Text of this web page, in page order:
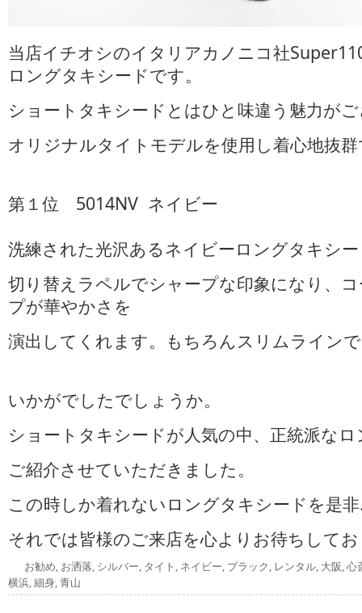
当店イチオシのイタリアカノニコ社
ロングタキシードです。
ショートタキシードとはひと味違う魅力が
オリジナルタイトモデルを使用し着心地抜
第１位 5014NV ネイビー
洗練された光沢あるネイビーロングタキシ
切り替えラペルでシャープな印象になり、
プが華やかさを
演出してくれます。もちろんスリムライン
いかがでしたでしょうか。
ショートタキシードが人気の中、正統派な
ご紹介させていただきました。
この時しか着れないロングタキシードを是
それでは皆様のご来店を心よりお待ちして
お勧め, お洒落, シルバー, タイト , ネイビー, ブラック, レンタル, 大阪,心
横浜,細身,青山